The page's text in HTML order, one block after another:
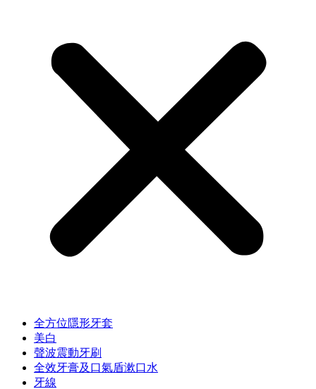
全方位隱形牙套
美白
聲波震動牙刷
全效牙膏及口氣盾漱口水
牙線